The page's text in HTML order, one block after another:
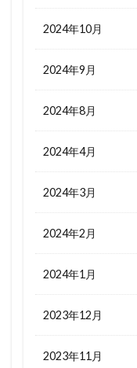
2024年10月
2024年9月
2024年8月
2024年4月
2024年3月
2024年2月
2024年1月
2023年12月
2023年11月